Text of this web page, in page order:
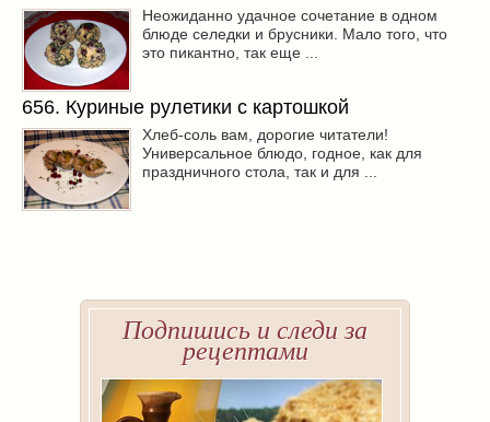
Неожиданно удачное сочетание в одном
блюде селедки и брусники. Мало того, что
это пикантно, так еще ...
656. Куриные рулетики с картошкой
Хлеб-соль вам, дорогие читатели!
Универсальное блюдо, годное, как для
праздничного стола, так и для ...
Подпишись и следи за
рецептами